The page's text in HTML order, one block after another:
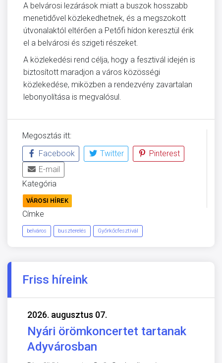
A belvárosi lezárások miatt a buszok hosszabb
menetidővel közlekedhetnek, és a megszokott
útvonalaktól eltérően a Petőfi hídon keresztül érik
el a belvárosi és szigeti részeket.
A közlekedési rend célja, hogy a fesztivál idején is
biztosított maradjon a város közösségi
közlekedése, miközben a rendezvény zavartalan
lebonyolítása is megvalósul.
Megosztás itt:
Facebook
Twitter
Pinterest
E-mail
Kategória
VÁROSI HÍREK
Címke
belváros buszterelés Győrkőcfesztivál
Friss híreink
2026. augusztus 07.
Nyári örömkoncertet tartanak
Adyvárosban